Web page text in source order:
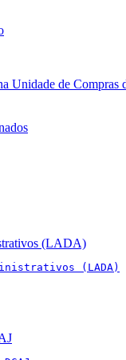
Unidade de Compras
(LADA)
(LADA)